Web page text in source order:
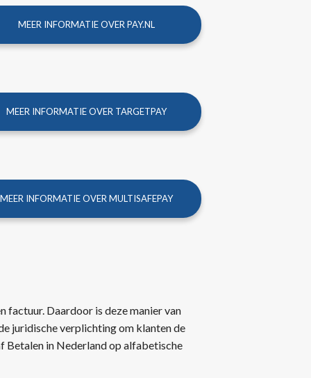
MEER INFORMATIE OVER PAY.NL
MEER INFORMATIE OVER TARGETPAY
MEER INFORMATIE OVER MULTISAFEPAY
factuur. Daardoor is deze manier van
juridische verplichting om klanten de
Betalen in Nederland op alfabetische